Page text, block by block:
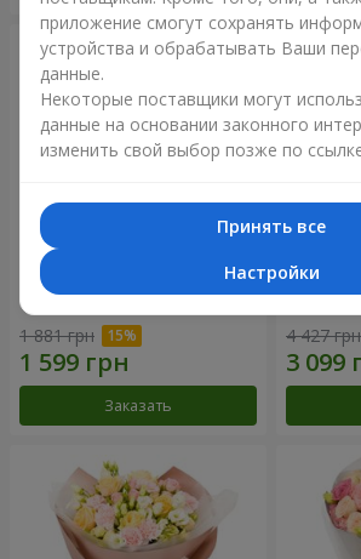
Букет "Дзинтарс"
1 881 грн
Заказать
Букет
4 427 грн
приложение смогут сохранять
устройства и обрабатывать Ваши
данные.
Некоторые поставщики могут
данные на основании законного
изменить свой выбор позже по
Принять все
Настройки